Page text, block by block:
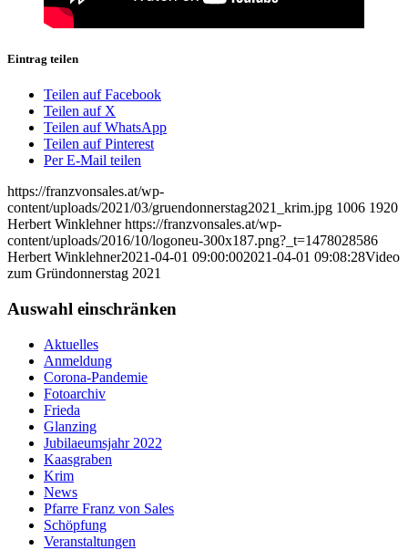
Eintrag teilen
Teilen auf Facebook
Teilen auf X
Teilen auf WhatsApp
Teilen auf Pinterest
Per E-Mail teilen
https://franzvonsales.at/wp-
content/uploads/2021/03/gruendonnerstag2021_krim.jpg 1006 1920
Herbert Winklehner https://franzvonsales.at/wp-
content/uploads/2016/10/logoneu-300x187.png?_t=1478028586
Herbert Winklehner2021-04-01 09:00:002021-04-01 09:08:28Video
zum Gründonnerstag 2021
Auswahl einschränken
Aktuelles
Anmeldung
Corona-Pandemie
Fotoarchiv
Frieda
Glanzing
Jubilaeumsjahr 2022
Kaasgraben
Krim
News
Pfarre Franz von Sales
Schöpfung
Veranstaltungen